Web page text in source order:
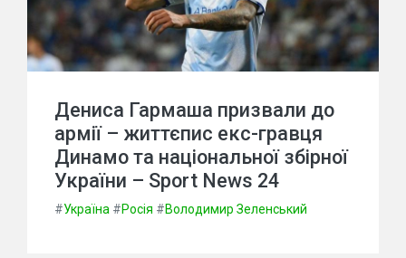
Дениса Гармаша призвали до
армії – життєпис екс-гравця
Динамо та національної збірної
України – Sport News 24
#Україна #Росія #Володимир Зеленський